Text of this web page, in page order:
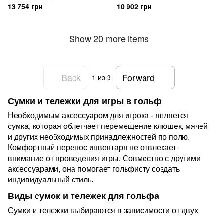
13 754 грн 10 902 грн
Show 20 more items
Back 1 из 3 Forward
Сумки и тележки для игры в гольф
Необходимым аксессуаром для игрока - является
сумка, которая облегчает перемещение клюшек, мячей
и других необходимых принадлежностей по полю.
Комфортный перенос инвентаря не отвлекает
внимание от проведения игры. Совместно с другими
аксессуарами, она помогает гольфисту создать
индивидуальный стиль.
Виды сумок и тележек для гольфа
Сумки и тележки выбираются в зависимости от двух